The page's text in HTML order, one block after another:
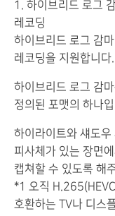
1. 하이브리드 로그
레코딩
하이브리드 로그 감
레코딩을 지원합니다.
하이브리드 로그 감
정의된 포맷의 하나
하이라이트와 섀도우
피사체가 있는 장면
캡쳐할 수 있도록 해
*1 오직
호환하는 TV나 디스